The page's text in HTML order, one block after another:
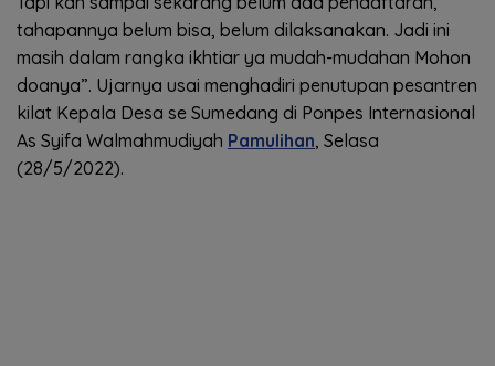
tahapannya belum bisa, belum dilaksanakan. Jadi ini
masih dalam rangka ikhtiar ya mudah-mudahan Mohon
doanya”. Ujarnya usai menghadiri penutupan pesantren
kilat Kepala Desa se Sumedang di Ponpes Internasional
As Syifa Walmahmudiyah Pamulihan, Selasa
(28/5/2022).